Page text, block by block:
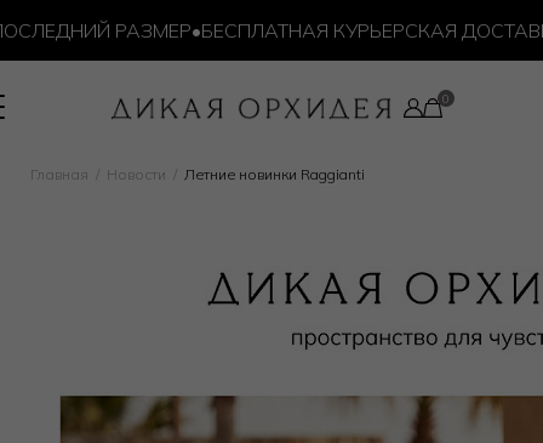
РАЗМЕР•БЕСПЛАТНАЯ КУРЬЕРСКАЯ ДОСТАВКА ОТ
Главная Новости Летние новинки Raggianti